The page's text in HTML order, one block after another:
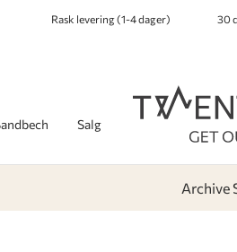
Rask levering (1-4 dager) 30
Salg
Archive